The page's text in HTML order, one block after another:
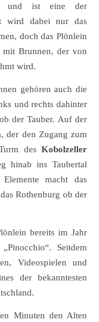
und ist eine der
wird dabei nur das
doch das Plönlein
mit Brunnen, der von
wird.
gehören auch die
und rechts dahinter
der Tauber. Auf der
, der den Zugang zum
des Kobolzeller
hinab ins Taubertal
macht das
Rothenburg ob der
bereits im Jahr
Seitdem
Videospielen und
der bekanntesten
Minuten den Alten